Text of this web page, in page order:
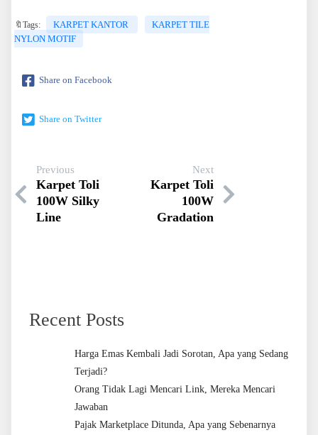
🔖Tags: KARPET KANTOR
KARPET TILE
NYLON MOTIF
Share on Facebook
Share on Twitter
Previous
Karpet Toli
100W Silky
Line
Next
Karpet Toli
100W
Gradation
Recent Posts
Harga Emas Kembali Jadi Sorotan, Apa yang Sedang
Terjadi?
Orang Tidak Lagi Mencari Link, Mereka Mencari
Jawaban
Pajak Marketplace Ditunda, Apa yang Sebenarnya